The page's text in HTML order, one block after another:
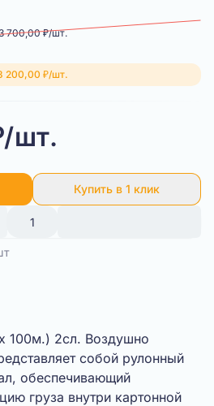
700,00 ₽/шт.
200,00 ₽/шт.
шт.
Купить в 1 клик
100м.) 2сл. Воздушно
собой рулонный
обеспечивающий
груза внутри картонной